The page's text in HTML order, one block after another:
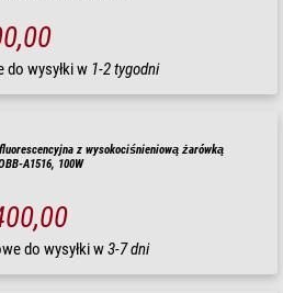
do wysyłki w 1-2 tygodni
z wysokociśnieniową żarówką
A1516, 100W
do wysyłki w3-7 dni